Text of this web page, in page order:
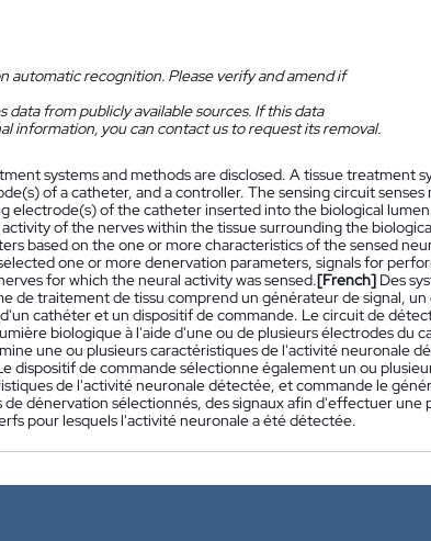
automatic recognition. Please verify and amend if
from publicly available sources. If this data
information, you can contact us to request its removal.
systems and methods are disclosed. A tissue treatment
of a catheter, and a controller. The sensing circuit
electrode(s) of the catheter inserted into the biological
of the nerves within the tissue surrounding the
based on the one or more characteristics of the sensed
one or more denervation parameters, signals for
for which the neural activity was sensed.[French] Des
de traitement de tissu comprend un générateur de signal,
cathéter et un dispositif de commande. Le circuit de
biologique à l'aide d'une ou de plusieurs électrodes du
une ou plusieurs caractéristiques de l'activité neuronale
dispositif de commande sélectionne également un ou
de l'activité neuronale détectée, et commande le
de dénervation sélectionnés, des signaux afin d'effectuer
pour lesquels l'activité neuronale a été détectée.